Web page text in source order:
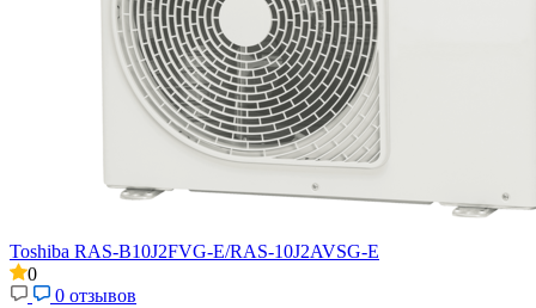
Toshiba RAS-B10J2FVG-E/RAS-10J2AVSG-E
0
0 отзывов